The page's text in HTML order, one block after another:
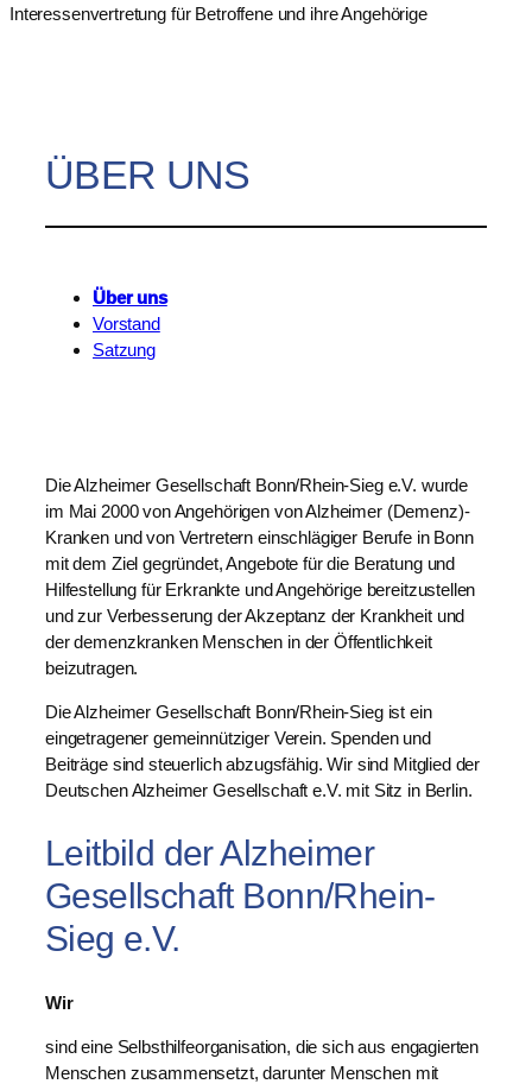
Interessenvertretung für Betroffene und ihre Angehörige
ÜBER UNS
Über uns
Vorstand
Satzung
Die Alzheimer Gesellschaft Bonn/Rhein-Sieg e.V. wurde
im Mai 2000 von Angehörigen von Alzheimer (Demenz)-
Kranken und von Vertretern einschlägiger Berufe in Bonn
mit dem Ziel gegründet, Angebote für die Beratung und
Hilfestellung für Erkrankte und Angehörige bereitzustellen
und zur Verbesserung der Akzeptanz der Krankheit und
der demenzkranken Menschen in der Öffentlichkeit
beizutragen.
Die Alzheimer Gesellschaft Bonn/Rhein-Sieg ist ein
eingetragener gemeinnütziger Verein. Spenden und
Beiträge sind steuerlich abzugsfähig. Wir sind Mitglied der
Deutschen Alzheimer Gesellschaft e.V. mit Sitz in Berlin.
Leitbild der Alzheimer
Gesellschaft Bonn/Rhein-
Sieg e.V.
Wir
sind eine Selbsthilfeorganisation, die sich aus engagierten
Menschen zusammensetzt, darunter Menschen mit